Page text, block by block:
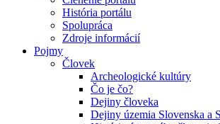
História portálu
Spolupráca
Zdroje informácií
Pojmy
Človek
Archeologické kultúry
Čo je čo?
Dejiny človeka
Dejiny územia Slovenska a